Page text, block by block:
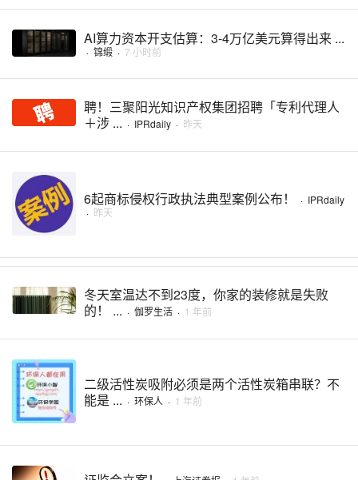
AI算力资本开支估算：3-4万亿美元算得出来 ...
· 锦缎 · 7 小时前
聘！三聚阳光知识产权集团招聘「专利代理人
＋涉 ... · IPRdaily · 昨天
6起商标侵权行政执法典型案例公布！ · IPRdaily
· 昨天
冬天室温达不到23度，你家的装修就是失败
的！ ... · 伽罗生活 · 1 年前
二级活性炭吸附必须是两个活性炭箱串联？不
能是 ... · 环保人 · 1 年前